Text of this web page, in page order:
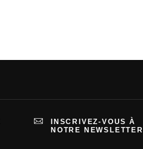
INSCRIVEZ-VOUS À
NOTRE NEWSLETTER